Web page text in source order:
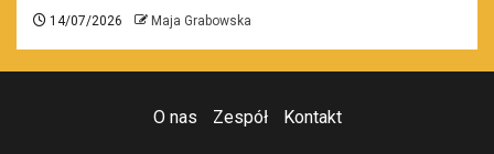
14/07/2026 Maja Grabowska
O nas Zespół Kontakt